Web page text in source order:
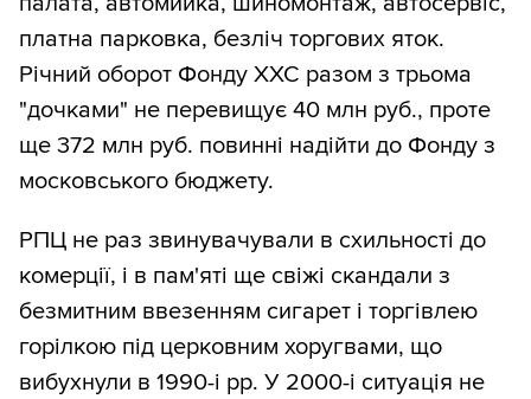
платна парковка, безліч торгових яток.
Річний оборот Фонду ХХС разом з трьома
"дочками" не перевищує 40 млн руб., проте
ще 372 млн руб. повинні надійти до Фонду з
московського бюджету.
РПЦ не раз звинувачували в схильності до
комерції, і в пам'яті ще свіжі скандали з
безмитним ввезенням сигарет і торгівлею
горілкою під церковним хоругвами, що
вибухнули в 1990-і рр. У 2000-і ситуація не